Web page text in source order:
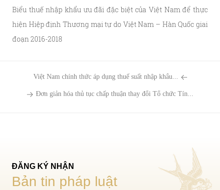
Biểu thuế nhập khẩu ưu đãi đặc biệt của Việt Nam để thực
hiện Hiệp định Thương mại tự do Việt Nam – Hàn Quốc giai
đoạn 2016-2018
Việt Nam chính thức áp dụng thuế suất nhập khẩu...
Đơn giản hóa thủ tục chấp thuận thay đổi Tổ chức Tín...
ĐĂNG KÝ NHẬN
Bản tin pháp luật